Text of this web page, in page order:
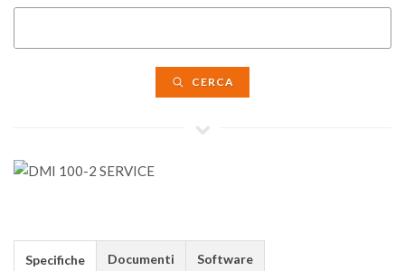
CERCA
Specifiche Documenti Software